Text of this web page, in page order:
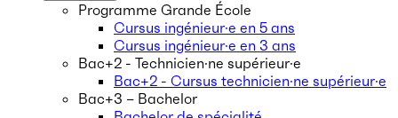
Programme Grande École
Cursus ingénieur·e en 5 ans
Cursus ingénieur·e en 3 ans
Bac+2 - Technicien·ne supérieur·e
Bac+2 - Cursus technicien·ne supérieur·e
Bac+3 – Bachelor